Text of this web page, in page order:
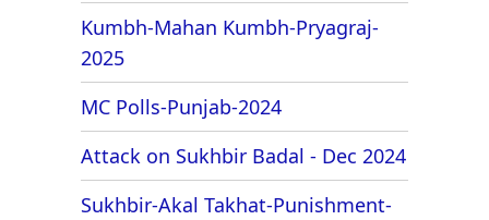
Kumbh-Mahan Kumbh-Pryagraj-
2025
MC Polls-Punjab-2024
Attack on Sukhbir Badal - Dec 2024
Sukhbir-Akal Takhat-Punishment-